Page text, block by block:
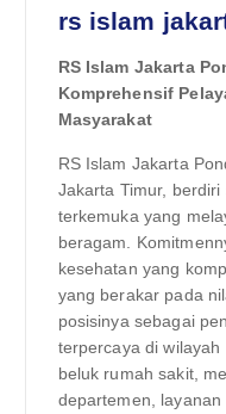
rs islam
RS Islam Jakarta
Komprehensif
Masyarakat
RS Islam Jakarta
Jakarta Timur,
terkemuka yang
beragam.
kesehatan yang
yang berakar pada
posisinya sebagai
terpercaya di
beluk rumah sakit,
departemen,